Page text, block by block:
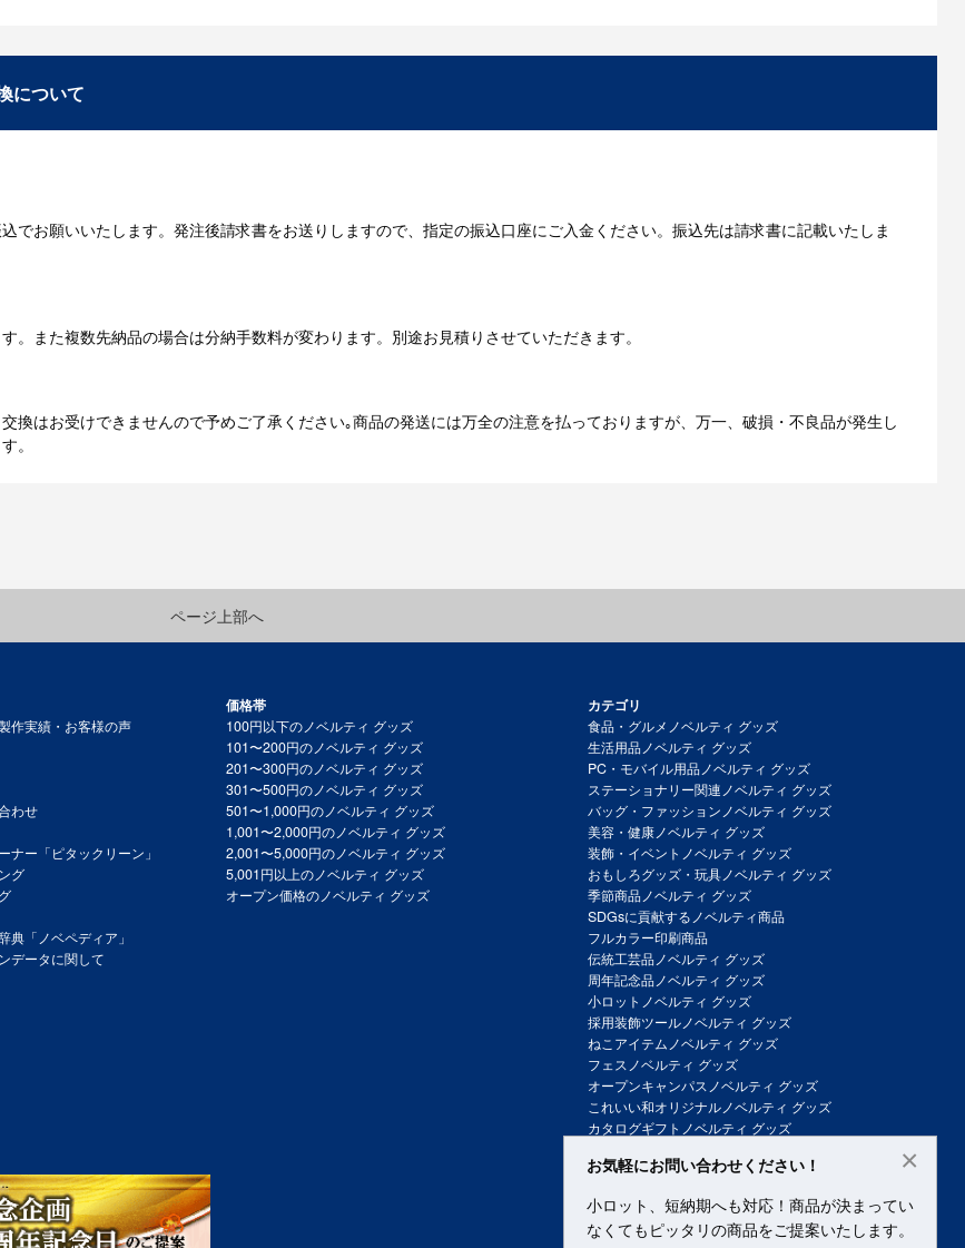
ましたら、ご注文書をお送りします。
ご入稿後３週間程度で納品となります。
る場合、3～5営業日程度で納品となります。
について
でお願いいたします。発注後請求書をお送りしますので、指定の振込口座にご入金ください。振込先は請求書に記載いたしま
。また複数先納品の場合は分納手数料が変わります。別途お見積りさせていただきます。
換はお受けできませんので予めご了承ください｡商品の発送には万全の注意を払っておりますが、万一、破損・不良品が発生し
。
ページ上部へ
作実績・お客様の声
わせ
ナー「ピタックリーン」
グ
典「ノベペディア」
データに関して
価格帯
100円以下のノベルティ グッズ
101〜200円のノベルティ グッズ
201〜300円のノベルティ グッズ
301〜500円のノベルティ グッズ
501〜1,000円のノベルティ グッズ
1,001〜2,000円のノベルティ グッズ
2,001〜5,000円のノベルティ グッズ
5,001円以上のノベルティ グッズ
オープン価格のノベルティ グッズ
カテゴリ
食品・グルメノベルティ グッズ
生活用品ノベルティ グッズ
PC・モバイル用品ノベルティ グッズ
ステーショナリー関連ノベルティ グッズ
バッグ・ファッションノベルティ グッズ
美容・健康ノベルティ グッズ
装飾・イベントノベルティ グッズ
おもしろグッズ・玩具ノベルティ グッズ
季節商品ノベルティ グッズ
SDGsに貢献するノベルティ商品
フルカラー印刷商品
伝統工芸品ノベルティ グッズ
周年記念品ノベルティ グッズ
小ロットノベルティ グッズ
採用装飾ツールノベルティ グッズ
ねこアイテムノベルティ グッズ
フェスノベルティ グッズ
オープンキャンパスノベルティ グッズ
これいい和オリジナルノベルティ グッズ
カタログギフトノベルティ グッズ
お気軽にお問い合わせください！
小ロット、短納期へも対応！商品が決まってい
なくてもピッタリの商品をご提案いたします。
×